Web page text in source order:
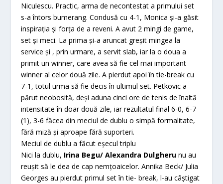
Niculescu. Practic, arma de necontestat a primului set
s-a întors bumerang. Condusă cu 4-1, Monica și-a găsit
inspirația și forța de a reveni. A avut 2 mingi de game,
set și meci. La prima și-a aruncat greșit mingea la
service și , prin urmare, a servit slab, iar la o doua a
primit un winner, care avea să fie cel mai important
winner al celor două zile. A pierdut apoi în tie-break cu
7-1, totul urma să fie decis în ultimul set. Petkovic a
părut neobosită, deși aduna cinci ore de tenis de înaltă
intensitate în doar două zile, iar rezultatul final 6-0, 6-7
(1), 3-6 făcea din meciul de dublu o simpă formalitate,
fără miză și aproape fără suporteri.
Meciul de dublu a făcut eșecul triplu
Nici la dublu, Irina Begu/ Alexandra Dulgheru nu au
reușit să le dea de cap nemțoaicelor. Annika Beck/ Julia
Georges au pierdut primul set în tie- break, l-au câștigat